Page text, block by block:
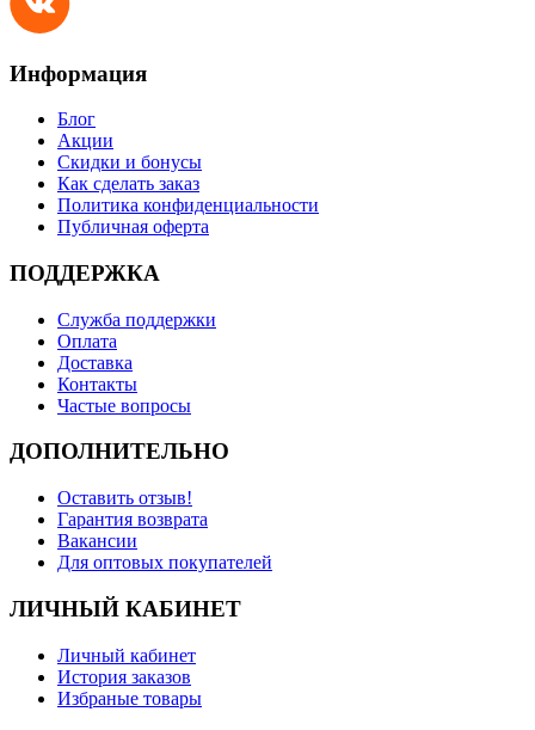
Информация
Блог
Акции
Скидки и бонусы
Как сделать заказ
Политика конфиденциальности
Публичная оферта
ПОДДЕРЖКА
Служба поддержки
Оплата
Доставка
Контакты
Частые вопросы
ДОПОЛНИТЕЛЬНО
Оставить отзыв!
Гарантия возврата
Вакансии
Для оптовых покупателей
ЛИЧНЫЙ КАБИНЕТ
Личный кабинет
История заказов
Избраные товары